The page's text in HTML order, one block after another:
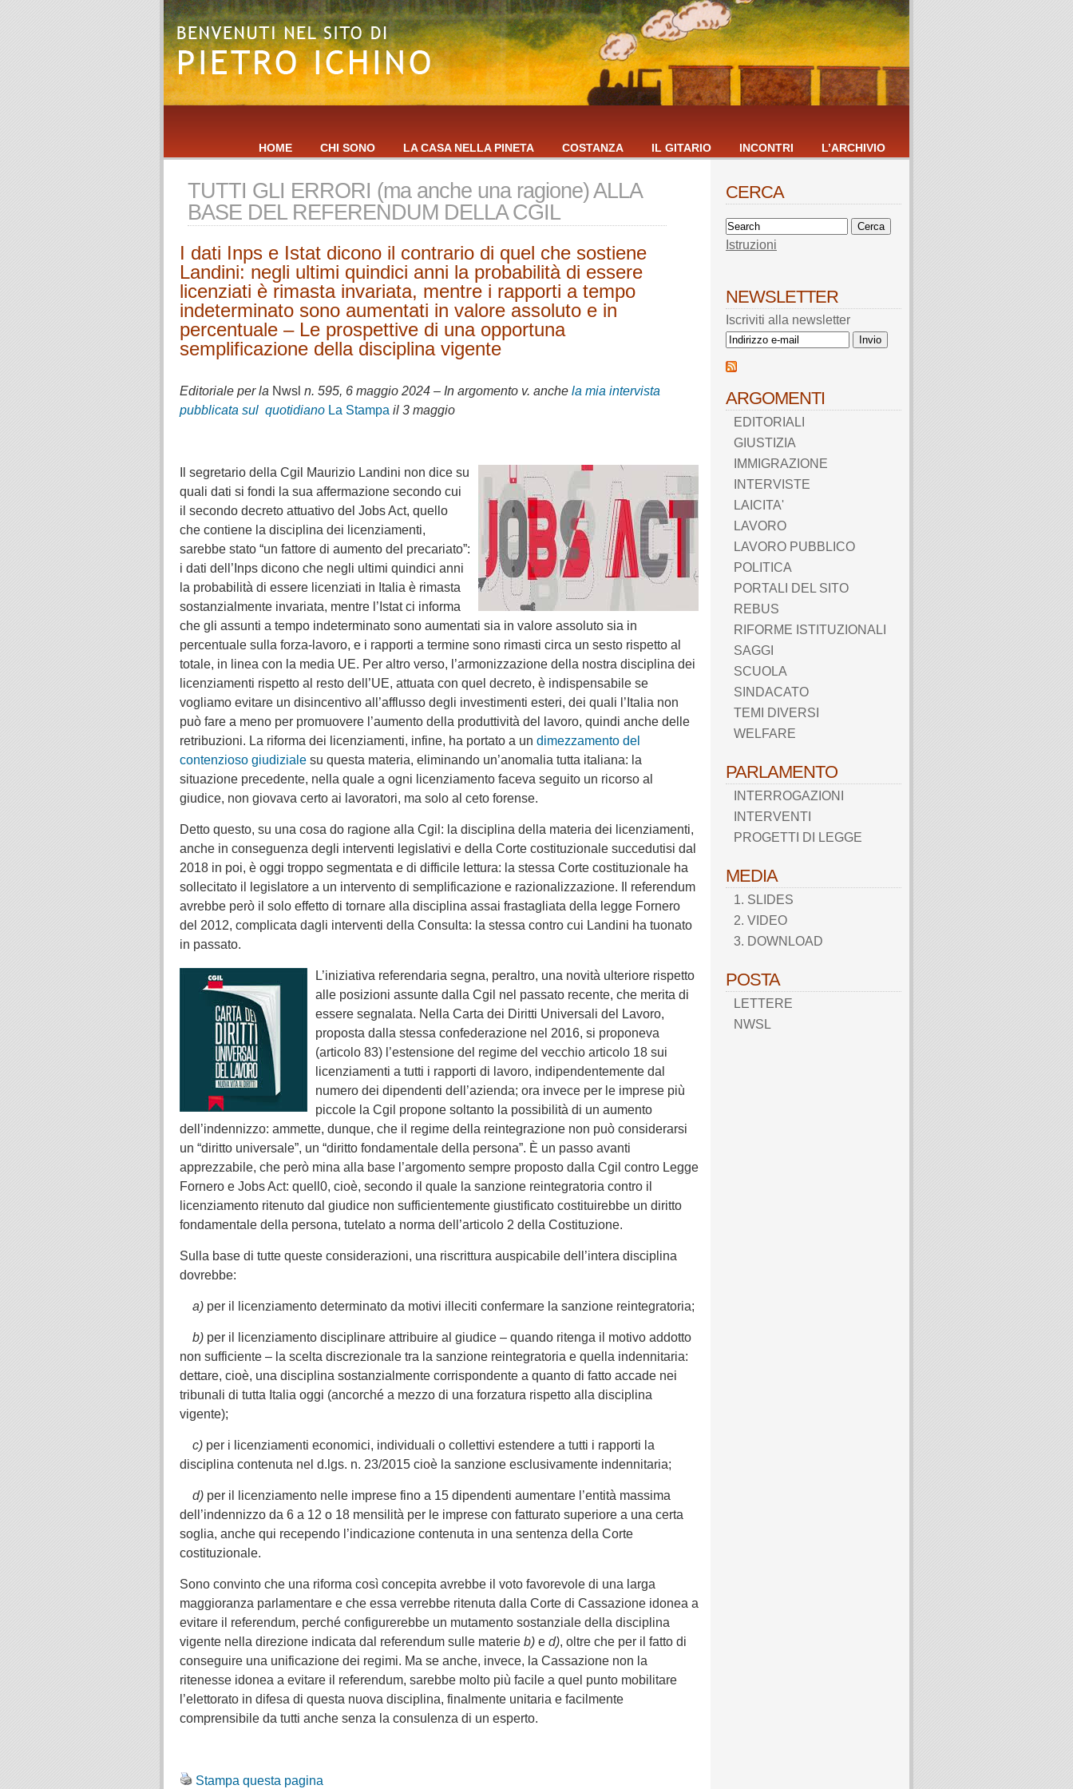
HOME CHI SONO LA CASA NELLA PINETA COSTANZA IL GITARIO INCONTRI L’ARCHIVIO
TUTTI GLI ERRORI (ma anche una ragione) ALLA
BASE DEL REFERENDUM DELLA CGIL
I dati Inps e Istat dicono il contrario di quel che sostiene
Landini: negli ultimi quindici anni la probabilità di essere
licenziati è rimasta invariata, mentre i rapporti a tempo
indeterminato sono aumentati in valore assoluto e in
percentuale – Le prospettive di una opportuna
semplificazione della disciplina vigente
Editoriale per la Nwsl n. 595, 6 maggio 2024 – In argomento v. anche la mia intervista
pubblicata sul quotidiano La Stampa il 3 maggio
Il segretario della Cgil Maurizio Landini non dice su
quali dati si fondi la sua affermazione secondo cui
il secondo decreto attuativo del Jobs Act, quello
che contiene la disciplina dei licenziamenti,
sarebbe stato “un fattore di aumento del precariato”:
i dati dell’Inps dicono che negli ultimi quindici anni
la probabilità di essere licenziati in Italia è rimasta
sostanzialmente invariata, mentre l’Istat ci informa
che gli assunti a tempo indeterminato sono aumentati sia in valore assoluto sia in
percentuale sulla forza-lavoro, e i rapporti a termine sono rimasti circa un sesto rispetto al
totale, in linea con la media UE. Per altro verso, l’armonizzazione della nostra disciplina dei
licenziamenti rispetto al resto dell’UE, attuata con quel decreto, è indispensabile se
vogliamo evitare un disincentivo all’afflusso degli investimenti esteri, dei quali l’Italia non
può fare a meno per promuovere l’aumento della produttività del lavoro, quindi anche delle
retribuzioni. La riforma dei licenziamenti, infine, ha portato a un dimezzamento del
contenzioso giudiziale su questa materia, eliminando un’anomalia tutta italiana: la
situazione precedente, nella quale a ogni licenziamento faceva seguito un ricorso al
giudice, non giovava certo ai lavoratori, ma solo al ceto forense.
Detto questo, su una cosa do ragione alla Cgil: la disciplina della materia dei licenziamenti,
anche in conseguenza degli interventi legislativi e della Corte costituzionale succedutisi dal
2018 in poi, è oggi troppo segmentata e di difficile lettura: la stessa Corte costituzionale ha
sollecitato il legislatore a un intervento di semplificazione e razionalizzazione. Il referendum
avrebbe però il solo effetto di tornare alla disciplina assai frastagliata della legge Fornero
del 2012, complicata dagli interventi della Consulta: la stessa contro cui Landini ha tuonato
in passato.
L’iniziativa referendaria segna, peraltro, una novità ulteriore rispetto
alle posizioni assunte dalla Cgil nel passato recente, che merita di
essere segnalata. Nella Carta dei Diritti Universali del Lavoro,
proposta dalla stessa confederazione nel 2016, si proponeva
(articolo 83) l’estensione del regime del vecchio articolo 18 sui
licenziamenti a tutti i rapporti di lavoro, indipendentemente dal
numero dei dipendenti dell’azienda; ora invece per le imprese più
piccole la Cgil propone soltanto la possibilità di un aumento
dell’indennizzo: ammette, dunque, che il regime della reintegrazione non può considerarsi
un “diritto universale”, un “diritto fondamentale della persona”. È un passo avanti
apprezzabile, che però mina alla base l’argomento sempre proposto dalla Cgil contro Legge
Fornero e Jobs Act: quell0, cioè, secondo il quale la sanzione reintegratoria contro il
licenziamento ritenuto dal giudice non sufficientemente giustificato costituirebbe un diritto
fondamentale della persona, tutelato a norma dell’articolo 2 della Costituzione.
Sulla base di tutte queste considerazioni, una riscrittura auspicabile dell’intera disciplina
dovrebbe:
a) per il licenziamento determinato da motivi illeciti confermare la sanzione reintegratoria;
b) per il licenziamento disciplinare attribuire al giudice – quando ritenga il motivo addotto
non sufficiente – la scelta discrezionale tra la sanzione reintegratoria e quella indennitaria:
dettare, cioè, una disciplina sostanzialmente corrispondente a quanto di fatto accade nei
tribunali di tutta Italia oggi (ancorché a mezzo di una forzatura rispetto alla disciplina
vigente);
c) per i licenziamenti economici, individuali o collettivi estendere a tutti i rapporti la
disciplina contenuta nel d.lgs. n. 23/2015 cioè la sanzione esclusivamente indennitaria;
d) per il licenziamento nelle imprese fino a 15 dipendenti aumentare l’entità massima
dell’indennizzo da 6 a 12 o 18 mensilità per le imprese con fatturato superiore a una certa
soglia, anche qui recependo l’indicazione contenuta in una sentenza della Corte
costituzionale.
Sono convinto che una riforma così concepita avrebbe il voto favorevole di una larga
maggioranza parlamentare e che essa verrebbe ritenuta dalla Corte di Cassazione idonea a
evitare il referendum, perché configurerebbe un mutamento sostanziale della disciplina
vigente nella direzione indicata dal referendum sulle materie b) e d), oltre che per il fatto di
conseguire una unificazione dei regimi. Ma se anche, invece, la Cassazione non la
ritenesse idonea a evitare il referendum, sarebbe molto più facile a quel punto mobilitare
l’elettorato in difesa di questa nuova disciplina, finalmente unitaria e facilmente
comprensibile da tutti anche senza la consulenza di un esperto.
Stampa questa pagina
CERCA
Istruzioni
NEWSLETTER
Iscriviti alla newsletter
ARGOMENTI
EDITORIALI
GIUSTIZIA
IMMIGRAZIONE
INTERVISTE
LAICITA'
LAVORO
LAVORO PUBBLICO
POLITICA
PORTALI DEL SITO
REBUS
RIFORME ISTITUZIONALI
SAGGI
SCUOLA
SINDACATO
TEMI DIVERSI
WELFARE
PARLAMENTO
INTERROGAZIONI
INTERVENTI
PROGETTI DI LEGGE
MEDIA
1. SLIDES
2. VIDEO
3. DOWNLOAD
POSTA
LETTERE
NWSL